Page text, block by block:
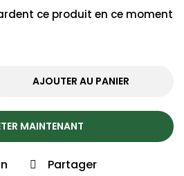
ce produit en ce moment
AJOUTER AU PANIER
MAINTENANT
Partager